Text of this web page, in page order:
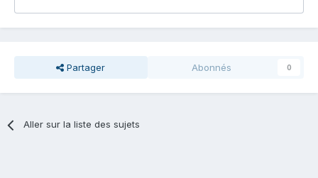
Partager Abonnés 0
Aller sur la liste des sujets